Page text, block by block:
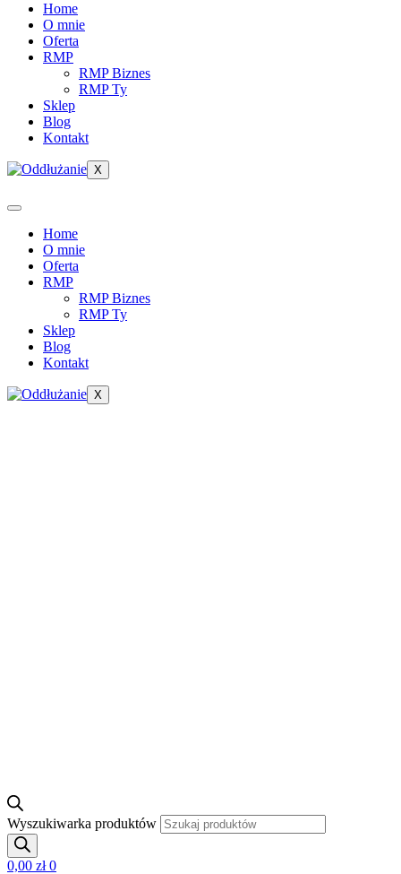
Home
O mnie
Oferta
RMP
RMP Biznes
RMP Ty
Sklep
Blog
Kontakt
X
Home
O mnie
Oferta
RMP
RMP Biznes
RMP Ty
Sklep
Blog
Kontakt
X
Wyszukiwarka produktów
0,00 zł 0